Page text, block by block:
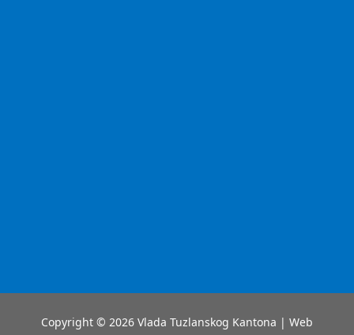
Copyright © 2026 Vlada Tuzlanskog Kantona | Web